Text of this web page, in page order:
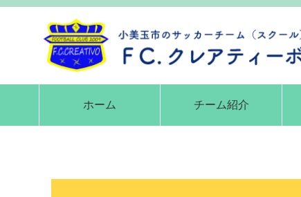
ホーム チーム紹介